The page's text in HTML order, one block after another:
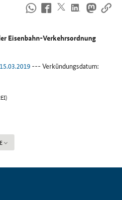
Eisenbahn-Verkehrsordnung
--- Verkündungsdatum: